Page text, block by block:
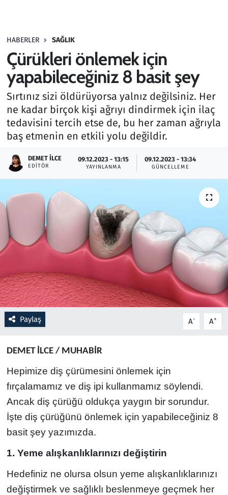
HABERLER SAĞLIK
Çürükleri önlemek için
yapabileceğiniz 8 basit şey
Sırtınız sizi öldürüyorsa yalnız değilsiniz. Her
ne kadar birçok kişi ağrıyı dindirmek için ilaç
tedavisini tercih etse de, bu her zaman ağrıyla
baş etmenin en etkili yolu değildir.
DEMET İLCE
EDITÖR
09.12.2023 - 13:15
YAYINLANMA
09.12.2023 - 13:34
GÜNCELLEME
Paylaş A- A+
DEMET İLCE / MUHABİR
Hepimize diş çürümesini önlemek için
fırçalamamız ve diş ipi kullanmamız söylendi.
Ancak diş çürüğü oldukça yaygın bir sorundur.
İşte diş çürüğünü önlemek için yapabileceğiniz 8
basit şey yazımızda.
1. Yeme alışkanlıklarınızı değiştirin
Hedefiniz ne olursa olsun yeme alışkanlıklarınızı
değiştirmek ve sağlıklı beslenmeye geçmek her
Haber
Kültür Sanat
Kurumsal Haberler
Lezzet Durağı
Oyun
Ramazan
Resmi İlanlar
Rüya Tabirleri
Sağlık
Savunma Sanayi
Seçim 2023
Teknoloji ve Bilim
Televizyon